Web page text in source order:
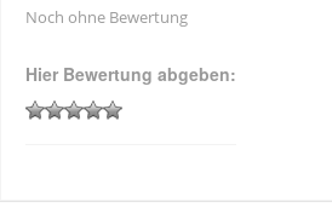
Noch ohne Bewertung
Hier Bewertung abgeben: